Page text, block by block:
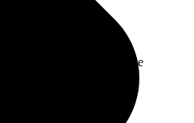
и качественно. Отличные